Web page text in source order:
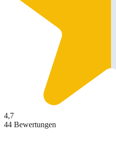
4,7
44 Bewertungen